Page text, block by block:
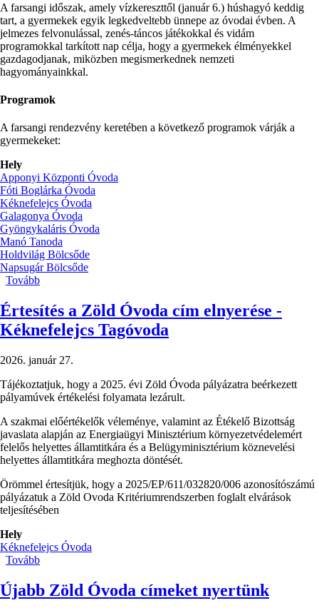
A farsangi időszak, amely vízkereszttől (január 6.) húshagyó keddig
tart, a gyermekek egyik legkedveltebb ünnepe az óvodai évben. A
jelmezes felvonulással, zenés-táncos játékokkal és vidám
programokkal tarkított nap célja, hogy a gyermekek élményekkel
gazdagodjanak, miközben megismerkednek nemzeti
hagyományainkkal.
Programok
A farsangi rendezvény keretében a következő programok várják a
gyermekeket:
Hely
Apponyi Központi Óvoda
Fóti Boglárka Óvoda
Kéknefelejcs Óvoda
Galagonya Óvoda
Gyöngykaláris Óvoda
Manó Tanoda
Holdvilág Bölcsőde
Napsugár Bölcsőde
Tovább
óvodáinkban)
Értesítés a Zöld Óvoda cím elnyerése -
Kéknefelejcs Tagóvoda
2026. január 27.
Tájékoztatjuk, hogy a 2025. évi Zöld Óvoda pályázatra beérkezett
pályamúvek értékelési folyamata lezárult.
A szakmai előértékelők véleménye, valamint az Étékelő Bizottság
javaslata alapján az Energiaügyi Minisztérium környezetvédelemért
felelős helyettes államtitkára és a Belügyminisztérium köznevelési
helyettes államtitkára meghozta döntését.
Örömmel értesítjük, hogy a 2025/EP/611/032820/006 azonosítószámú
pályázatuk a Zöld Ovoda Kritériumrendszerben foglalt elvárások
teljesítésében
Hely
Kéknefelejcs Óvoda
Tovább
Zöld
Óvoda
Újabb Zöld Óvoda címeket nyertünk